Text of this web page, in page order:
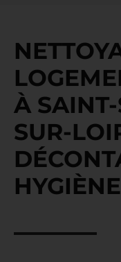
À
SUR-